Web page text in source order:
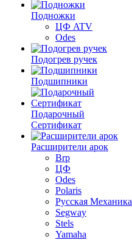
Подножки
ЦФ ATV
Odes
Подогрев ручек
Подшипники
Подарочный
Сертификат
Расширители арок
Brp
ЦФ
Odes
Polaris
Русская Механика
Segway
Stels
Yamaha